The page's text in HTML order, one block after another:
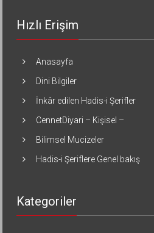
Hızlı Erişim
Anasayfa
Dini Bilgiler
İnkâr edilen Hadis-i Şerifler
CennetDiyari – Kişisel –
Bilimsel Mucizeler
Hadis-i Şeriflere Genel bakış
Kategoriler